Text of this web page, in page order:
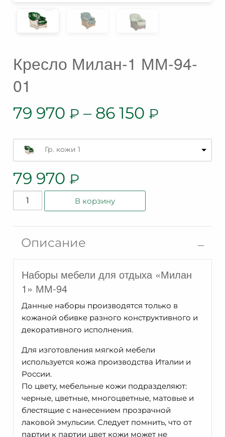
Кресло Милан-1 ММ-94-
01
79 970 ₽ – 86 150 ₽
Гр. кожи 1
79 970 ₽
Количество
товара
ММ-94-
01
В корзину
Описание
Наборы мебели для отдыха «Милан
1» ММ-94
Данные наборы производятся только в
кожаной обивке разного конструктивного и
декоративного исполнения.
Для изготовления мягкой мебели
используется кожа производства Италии и
России.
По цвету, мебельные кожи подразделяют:
черные, цветные, многоцветные, матовые и
блестящие с нанесением прозрачной
лаковой эмульсии. Cледует помнить, что от
партии к партии цвет кожи может не